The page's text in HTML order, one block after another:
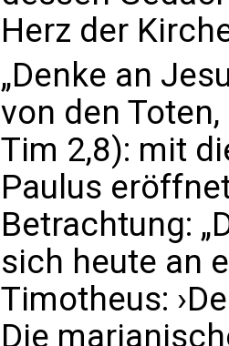
Herz der
„Denke an
von den
Tim 2,8): mit
Paulus
Betrachtung:
sich heute an
Timotheus:
Die